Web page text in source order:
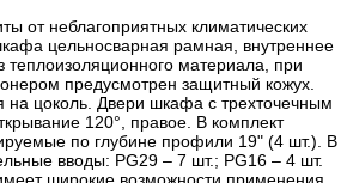
от неблагоприятных климатических
цельносварная рамная, внутреннее
теплоизоляционного материала, при
предусмотрен защитный кожух.
на цоколь. Двери шкафа с трехточечным
120°, правое. В комплект
по глубине профили 19" (4 шт.). В
вводы: PG29 – 7 шт.; PG16 – 4 шт.